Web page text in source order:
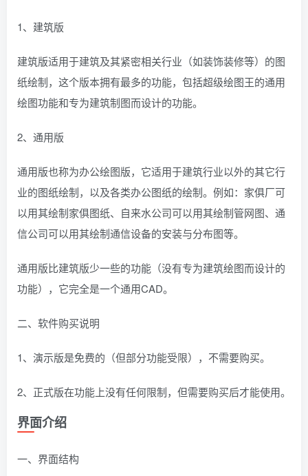
1、建筑版
建筑版适用于建筑及其紧密相关行业（如装饰装修等）的图
纸绘制，这个版本拥有最多的功能，包括超级绘图王的通用
绘图功能和专为建筑制图而设计的功能。
2、通用版
通用版也称为办公绘图版，它适用于建筑行业以外的其它行
业的图纸绘制，以及各类办公图纸的绘制。例如：家俱厂可
以用其绘制家俱图纸、自来水公司可以用其绘制管网图、通
信公司可以用其绘制通信设备的安装与分布图等。
通用版比建筑版少一些的功能（没有专为建筑绘图而设计的
功能），它完全是一个通用CAD。
二、软件购买说明
1、演示版是免费的（但部分功能受限），不需要购买。
2、正式版在功能上没有任何限制，但需要购买后才能使用。
界面介绍
一、界面结构